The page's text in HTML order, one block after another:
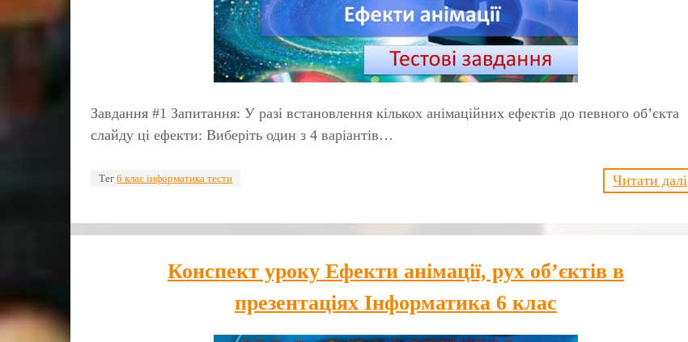
Завдання #1 Запитання: У разі встановлення кількох анімаційних ефектів до певного об’єкта
слайду ці ефекти: Виберіть один з 4 варіантів…
Тег 6 клас інформатика тести Читати далі
Конспект уроку Ефекти анімації, рух об’єктів в
презентаціях Інформатика 6 клас